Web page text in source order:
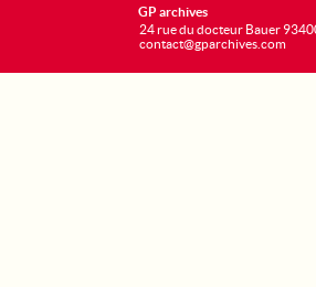
GP archives
24 rue du docteur Bauer
contact@gparchives.com